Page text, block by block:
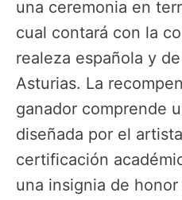
una ceremonia en
cual contará con la
realeza española y
Asturias. La
ganador comprende
diseñada por el
certificación
una insignia de